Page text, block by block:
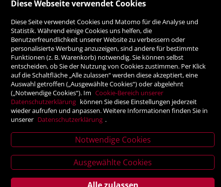
News
Vorauskasse
SICHER ONLINE SHOPPEN!
Verlagsanstalt Tyrolia Gesellschaft m. b. H | Exlgasse 20,
6020 Innsbruck
Diese Webseite verwendet Cookies
Diese Seite verwendet Cookies und Matomo für die Analyse und
Statistik. Während einige Cookies uns helfen, die
Benutzerfreundlichkeit unserer Website zu verbessern oder
personalisierte Werbung anzuzeigen, sind andere für bestimmte
Funktionen (z. B. Warenkorb) notwendig. Sie können selbst
entscheiden, ob Sie der Nutzung von Cookies zustimmen. Per Klick
auf die Schaltfläche „Alle zulassen“ werden diese akzeptiert, eine
Auswahl getroffen („Ausgewählte Cookies“) oder abgelehnt
(„Notwendige Cookies“). Im Cookie-Bereich unserer
Datenschutzerklärung können Sie diese Einstellungen jederzeit
wieder aufrufen und anpassen. Weitere Informationen finden Sie in
unserer Datenschutzerklärung .
Notwendige Cookies
Ausgewählte Cookies